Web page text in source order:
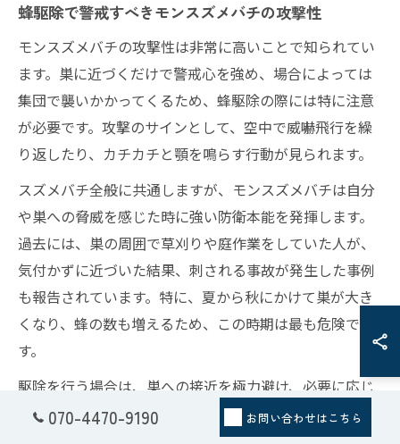
蜂駆除で警戒すべきモンスズメバチの攻撃性
モンスズメバチの攻撃性は非常に高いことで知られてい
ます。巣に近づくだけで警戒心を強め、場合によっては
集団で襲いかかってくるため、蜂駆除の際には特に注意
が必要です。攻撃のサインとして、空中で威嚇飛行を繰
り返したり、カチカチと顎を鳴らす行動が見られます。
スズメバチ全般に共通しますが、モンスズメバチは自分
や巣への脅威を感じた時に強い防衛本能を発揮します。
過去には、巣の周囲で草刈りや庭作業をしていた人が、
気付かずに近づいた結果、刺される事故が発生した事例
も報告されています。特に、夏から秋にかけて巣が大き
くなり、蜂の数も増えるため、この時期は最も危険で
す。
駆除を行う場合は、巣への接近を極力避け、必要に応じ
て専門業者への依頼を検討しましょう。無理な自己判断
は大きなリスクにつながります。
070-4470-9190 お問い合わせはこちら